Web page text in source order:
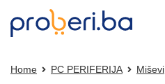
Home PC PERIFERIJA Miševi